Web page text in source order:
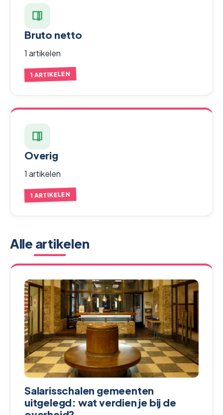
Bruto netto
1 artikelen
1 ARTIKELEN
Overig
1 artikelen
1 ARTIKELEN
Alle artikelen
Salarisschalen gemeenten
uitgelegd: wat verdien je bij de